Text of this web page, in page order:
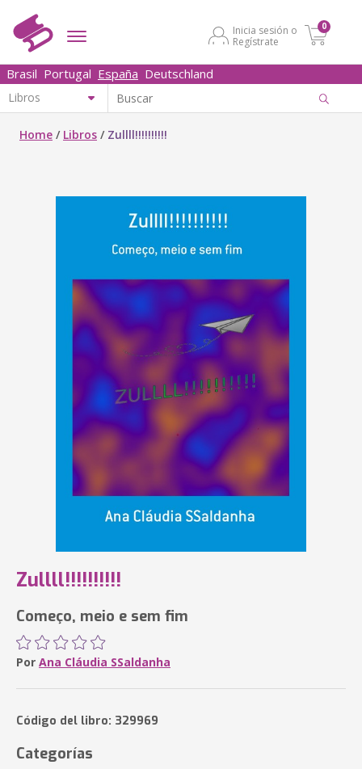
Inicia sesión o
Regístrate
0
Brasil Portugal España Deutschland
Home / Libros / Zullll!!!!!!!!!!
Zullll!!!!!!!!!!
Começo, meio e sem fim
Por Ana Cláudia SSaldanha
Código del libro: 329969
Categorías